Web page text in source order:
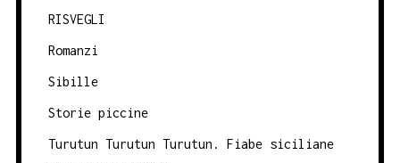
RISVEGLI
Romanzi
Sibille
Storie piccine
Turutun Turutun Turutun. Fiabe siciliane